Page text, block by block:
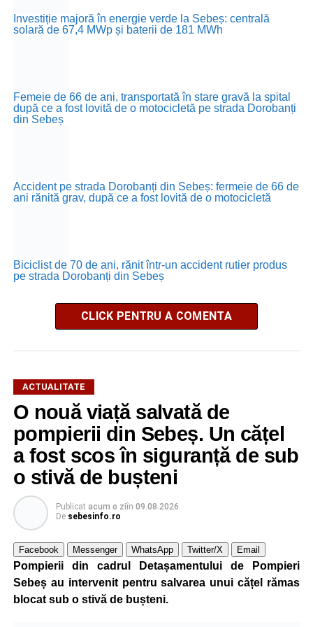
Investiție majoră în energie verde la Sebeș: centrală
solară de 67,4 MWp și baterii de 181 MWh
Femeie de 66 de ani, transportată în stare gravă la spital
după ce a fost lovită de o motocicletă pe strada Dorobanți
din Sebeș
Accident pe strada Dorobanți din Sebeș: fermeie de 66 de
ani rănită grav, după ce a fost lovită de o motocicletă
Biciclist de 70 de ani, rănit într-un accident rutier produs
pe strada Dorobanți din Sebeș
CLICK PENTRU A COMENTA
ACTUALITATE
O nouă viață salvată de
pompierii din Sebeș. Un cățel
a fost scos în siguranță de sub
o stivă de bușteni
Publicat acum o ziîn 09.08.2026
De sebesinfo.ro
Facebook Messenger WhatsApp Twitter/X Email
Pompierii din cadrul Detașamentului de Pompieri
Sebeș au intervenit pentru salvarea unui cățel rămas
blocat sub o stivă de bușteni.